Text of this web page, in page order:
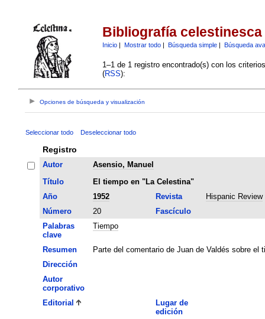
Bibliografía celestinesca
Inicio| Mostrar todo| Búsqueda simple| Búsqueda
1–1 de 1 registro encontrado(s) con los
(RSS):
Opciones de búsqueda y visualización
Seleccionar todo Deseleccionar todo
Registro
Autor
Asensio, Manuel
Título
El tiempo en "La Celestina"
Año
1952 Revista
Hispanic Review
Número
20
Fascículo
Palabras
clave
Tiempo
Resumen
Parte del comentario de Juan de Valdés sobre el
Dirección
Autor
corporativo
Editorial
Lugar de
edición